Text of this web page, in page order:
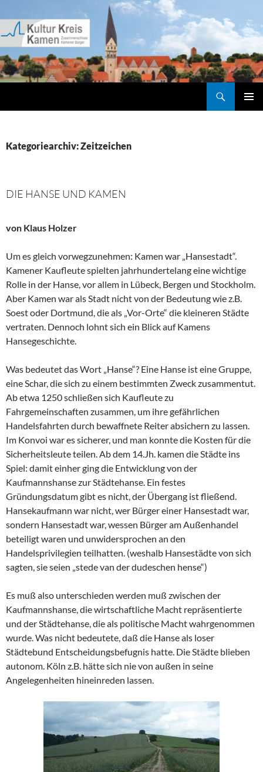
Inhalt
springen
Kategoriearchiv: Zeitzeichen
DIE HANSE UND KAMEN
von Klaus Holzer
Um es gleich vorwegzunehmen: Kamen war „Hansestadt“.
Kamener Kaufleute spielten jahrhundertelang eine wichtige
Rolle in der Hanse, vor allem in Lübeck, Bergen und Stockholm.
Aber Kamen war als Stadt nicht von der Bedeutung wie z.B.
Soest oder Dortmund, die als „Vor-Orte“ die kleineren Städte
vertraten. Dennoch lohnt sich ein Blick auf Kamens
Hansegeschichte.
Was bedeutet das Wort „Hanse“? Eine Hanse ist eine Gruppe,
eine Schar, die sich zu einem bestimmten Zweck zusammentut.
Ab etwa 1250 schließen sich Kaufleute zu
Fahrgemeinschaften zusammen, um ihre gefährlichen
Handelsfahrten durch bewaffnete Reiter absichern zu lassen.
Im Konvoi war es sicherer, und man konnte die Kosten für die
Sicherheitsleute teilen. Ab dem 14.Jh. kamen die Städte ins
Spiel: damit einher ging die Entwicklung von der
Kaufmannshanse zur Städtehanse. Ein festes
Gründungsdatum gibt es nicht, der Übergang ist fließend.
Hansekaufmann war nicht, wer Bürger einer Hansestadt war,
sondern Hansestadt war, wessen Bürger am Außenhandel
beteiligt waren und unwidersprochen an den
Handelsprivilegien teilhatten. (weshalb Hansestädte von sich
sagten, sie seien „stede van der dudeschen hense“)
Es muß also unterschieden werden muß zwischen der
Kaufmannshanse, die wirtschaftliche Macht repräsentierte
und der Städtehanse, die als politische Macht wahrgenommen
wurde. Was nicht bedeutete, daß die Hanse als loser
Städtebund Entscheidungsbefugnis hatte. Die Städte blieben
autonom. Köln z.B. hätte sich nie von außen in seine
Angelegenheiten hineinreden lassen.